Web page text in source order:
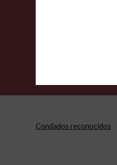
Condados reconocidos